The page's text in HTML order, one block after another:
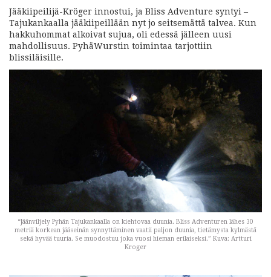
Jääkiipeilijä-Kröger innostui, ja Bliss Adventure syntyi –
Tajukankaalla jääkiipeillään nyt jo seitsemättä talvea. Kun
hakkuhommat alkoivat sujua, oli edessä jälleen uusi
mahdollisuus. PyhäWurstin toimintaa tarjottiin
blissiläisille.
“Jäänviljely Pyhän Tajukankaalla on kiehtovaa duunia. Bliss Adventuren lähes 30
metriä korkean jääseinän synnyttäminen vaatii paljon duunia, tietämysta kylmästä
sekä hyvää tuuria. Se muodostuu joka vuosi hieman erilaiseksi.” Kuva: Artturi
Kroger